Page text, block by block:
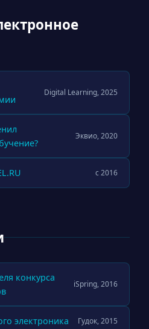
Digital Learning, 2025
Эквио, 2020
с 2016
конкурса
iSpring, 2016
электроника Гудок, 2015